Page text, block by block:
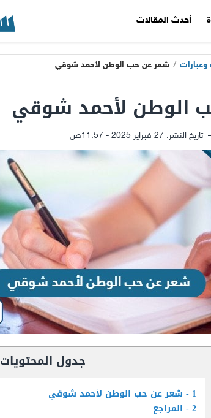
أحدث المقالات
وعبارات / شعر عن حب الوطن لأحمد شوقي
الوطن لأحمد شوقي
تاريخ النشر: 27 فبراير 2025 - 11:57ص
جدول المحتويات
1
شعر عن حب الوطن لأحمد شوقي
2 المراجع